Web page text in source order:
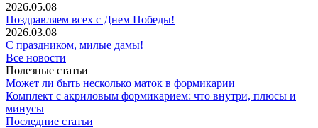
2026.05.08
Поздравляем всех с Днем Победы!
2026.03.08
С праздником, милые дамы!
Все новости
Полезные статьи
Может ли быть несколько маток в формикарии
Комплект с акриловым формикарием: что внутри, плюсы и
минусы
Последние статьи